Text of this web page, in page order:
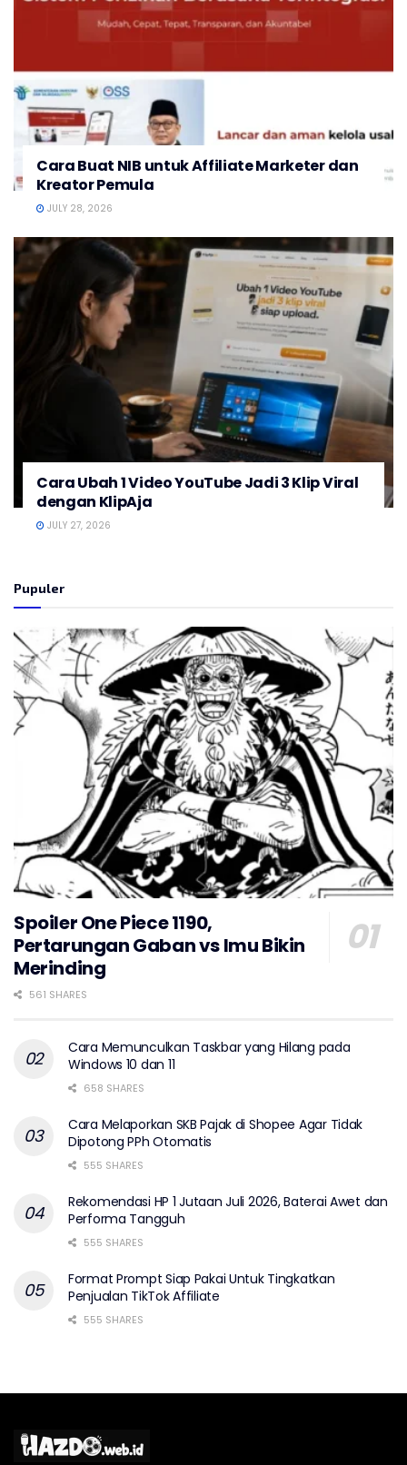
Cara Buat NIB untuk Affiliate Marketer dan
Kreator Pemula
JULY 28, 2026
Cara Ubah 1 Video YouTube Jadi 3 Klip Viral
dengan KlipAja
JULY 27, 2026
Pupuler
Spoiler One Piece 1190,
Pertarungan Gaban vs Imu Bikin
Merinding
561 SHARES
Cara Memunculkan Taskbar yang Hilang pada
Windows 10 dan 11
658 SHARES
Cara Melaporkan SKB Pajak di Shopee Agar Tidak
Dipotong PPh Otomatis
555 SHARES
Rekomendasi HP 1 Jutaan Juli 2026, Baterai Awet dan
Performa Tangguh
555 SHARES
Format Prompt Siap Pakai Untuk Tingkatkan
Penjualan TikTok Affiliate
555 SHARES